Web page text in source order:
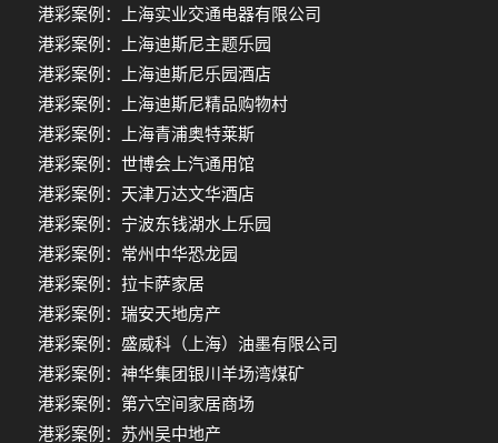
港彩案例：上海实业交通电器有限公司
港彩案例：上海迪斯尼主题乐园
港彩案例：上海迪斯尼乐园酒店
港彩案例：上海迪斯尼精品购物村
港彩案例：上海青浦奥特莱斯
港彩案例：世博会上汽通用馆
港彩案例：天津万达文华酒店
港彩案例：宁波东钱湖水上乐园
港彩案例：常州中华恐龙园
港彩案例：拉卡萨家居
港彩案例：瑞安天地房产
港彩案例：盛威科（上海）油墨有限公司
港彩案例：神华集团银川羊场湾煤矿
港彩案例：第六空间家居商场
港彩案例：苏州吴中地产